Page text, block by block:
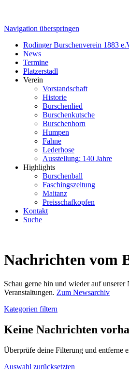
Navigation überspringen
Rodinger Burschenverein 1883
News
Termine
Platzerstadl
Verein
Vorstandschaft
Historie
Burschenlied
Burschenkutsche
Burschenhorn
Humpen
Fahne
Lederhose
Ausstellung: 140 Jahre
Highlights
Burschenball
Faschingszeitung
Maitanz
Preisschafkopfen
Kontakt
Suche
Nachrichten vom
Schau gerne hin und wieder auf
Veranstaltungen. Zum Newsarchiv
Kategorien filtern
Keine Nachrichten
Überprüfe deine Filterung und entferne
Auswahl zurücksetzten